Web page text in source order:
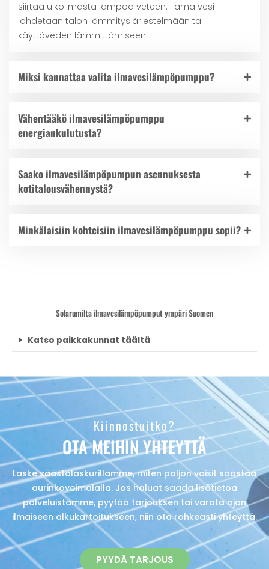
siirtää ulkoilmasta lämpöä veteen. Tämä vesi
johdetaan talon lämmitysjärjestelmään tai
käyttöveden lämmittämiseen.
Miksi kannattaa valita ilmavesilämpöpumppu?
Vähentääkö ilmavesilämpöpumppu
energiankulutusta?
Saako ilmavesilämpöpumpun asennuksesta
kotitalousvähennystä?
Minkälaisiin kohteisiin ilmavesilämpöpumppu sopii?
Solarumilta ilmavesilämpöpumput ympäri Suomen
Katso paikkakunnat täältä
Kiinnostuitko?
OTA MEIHIN YHTEYTTÄ
Laske säästölaskurillamme, miten paljon voisit säästää
aurinkovoimalalla. Jos haluat saada lisätietoa
palveluistamme, pyytää tarjouksen tai varata ajan
ilmaiseen alkukartoitukseen, niin ota rohkeasti yhteyttä.
PYYDÄ TARJOUS